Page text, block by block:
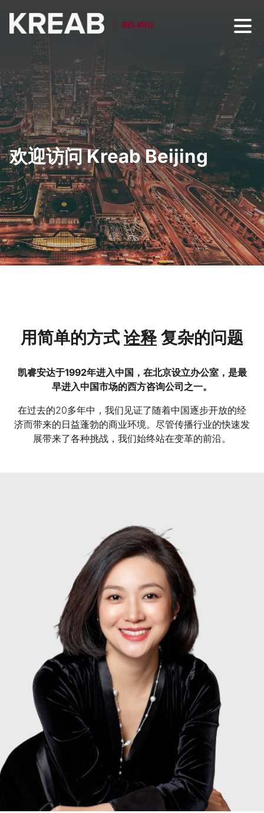
BEIJING
欢迎访问 Kreab Beijing
用简单的方式 诠释复杂的问题
凯睿安达于1992年进入中国，在北京设立办公室，是最
早进入中国市场的西方咨询公司之一。
在过去的20多年中，我们见证了随着中国逐步开放的经
济而带来的日益蓬勃的商业环境。尽管传播行业的快速发
展带来了各种挑战，我们始终站在变革的前沿。